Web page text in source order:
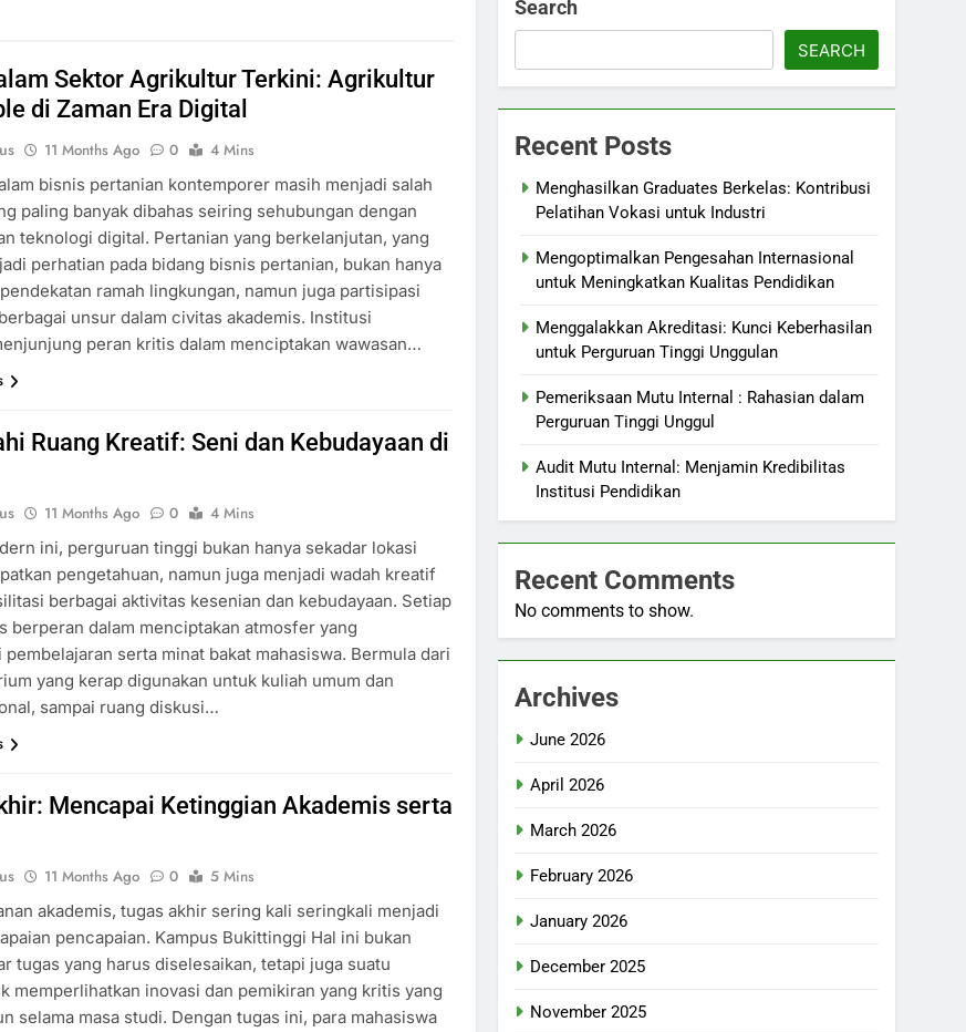
Sektor Agrikultur Terkini: Agrikultur
di Zaman Era Digital
11 Months Ago 0
4 Mins
bisnis pertanian kontemporer masih menjadi salah
paling banyak dibahas seiring sehubungan dengan
teknologi digital. Pertanian yang berkelanjutan, yang
perhatian pada bidang bisnis pertanian, bukan hanya
ramah lingkungan, namun juga partisipasi
unsur dalam civitas akademis. Institusi
peran kritis dalam menciptakan wawasan…
Ruang Kreatif: Seni dan Kebudayaan di
11 Months Ago 0
4 Mins
ini, perguruan tinggi bukan hanya sekadar lokasi
pengetahuan, namun juga menjadi wadah kreatif
berbagai aktivitas kesenian dan kebudayaan. Setiap
berperan dalam menciptakan atmosfer yang
serta minat bakat mahasiswa. Bermula dari
yang kerap digunakan untuk kuliah umum dan
sampai ruang diskusi…
Mencapai Ketinggian Akademis serta
11 Months Ago 0
5 Mins
akademis, tugas akhir sering kali seringkali menjadi
pencapaian. Kampus Bukittinggi Hal ini bukan
tugas yang harus diselesaikan, tetapi juga suatu
memperlihatkan inovasi dan pemikiran yang kritis yang
selama masa studi. Dengan tugas ini, para mahasiswa
Search
SEARCH
Recent Posts
Menghasilkan Graduates Berkelas: Kontribusi
Pelatihan Vokasi untuk Industri
Mengoptimalkan Pengesahan Internasional
untuk Meningkatkan Kualitas Pendidikan
Menggalakkan Akreditasi: Kunci Keberhasilan
untuk Perguruan Tinggi Unggulan
Pemeriksaan Mutu Internal : Rahasian dalam
Perguruan Tinggi Unggul
Audit Mutu Internal: Menjamin Kredibilitas
Institusi Pendidikan
Recent Comments
No comments to show.
Archives
June 2026
April 2026
March 2026
February 2026
January 2026
December 2025
November 2025